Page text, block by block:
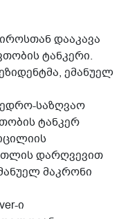
დააკავა
ტანკერი.
ემანუელ
საზღვაო
ტანკერ
დარღვევით
მაკრონი
ი